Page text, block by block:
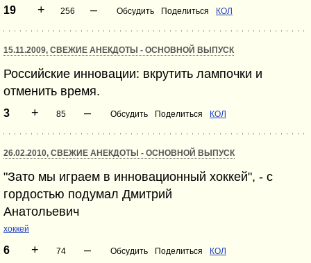
19 + 256 – Обсудить Поделиться КОЛ
15.11.2009, СВЕЖИЕ АНЕКДОТЫ - ОСНОВНОЙ ВЫПУСК
Российские инновации: вкрутить лампочки и
отменить время.
3 + 85 – Обсудить Поделиться КОЛ
26.02.2010, СВЕЖИЕ АНЕКДОТЫ - ОСНОВНОЙ ВЫПУСК
"Зато мы играем в инновационный хоккей", - с
гордостью подумал Дмитрий
Анатольевич
хоккей
6 + 74 – Обсудить Поделиться КОЛ